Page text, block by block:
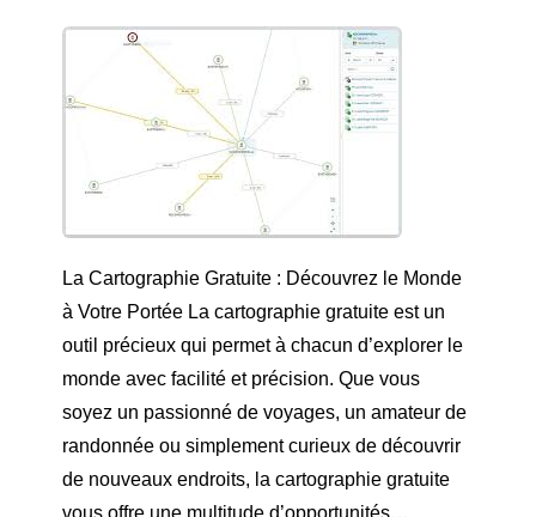
La Cartographie Gratuite : Découvrez le Monde
à Votre Portée La cartographie gratuite est un
outil précieux qui permet à chacun d’explorer le
monde avec facilité et précision. Que vous
soyez un passionné de voyages, un amateur de
randonnée ou simplement curieux de découvrir
de nouveaux endroits, la cartographie gratuite
vous offre une multitude d’opportunités…